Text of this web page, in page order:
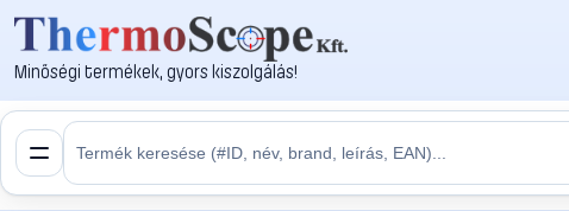
Minőségi termékek, gyors kiszolgálás!